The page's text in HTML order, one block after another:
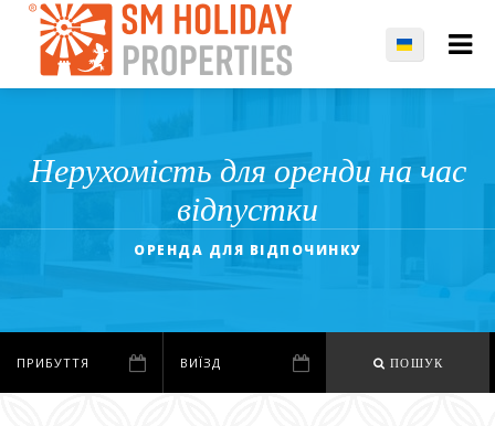
Нерухомість для оренди на час
відпустки
ОРЕНДА ДЛЯ ВІДПОЧИНКУ
ПОШУК